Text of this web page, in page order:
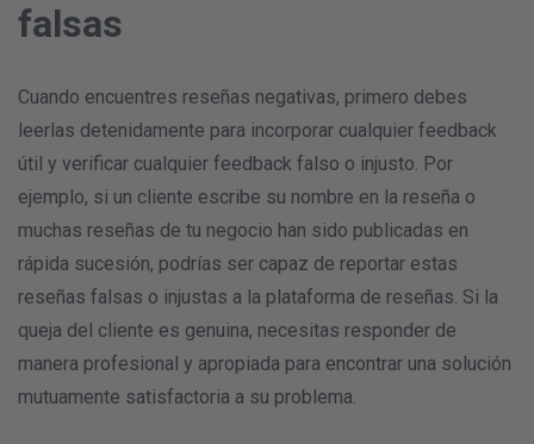
falsas
Cuando encuentres reseñas negativas, primero debes
leerlas detenidamente para incorporar cualquier feedback
útil y verificar cualquier feedback falso o injusto. Por
ejemplo, si un cliente escribe su nombre en la reseña o
muchas reseñas de tu negocio han sido publicadas en
rápida sucesión, podrías ser capaz de reportar estas
reseñas falsas o injustas a la plataforma de reseñas. Si la
queja del cliente es genuina, necesitas responder de
manera profesional y apropiada para encontrar una solución
mutuamente satisfactoria a su problema.